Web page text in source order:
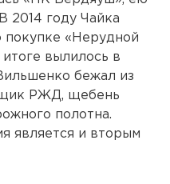
2014 году Чайка
покупке «Нерудной
вылилось в
бежал из
РЖД, щебень
полотна.
является и вторым